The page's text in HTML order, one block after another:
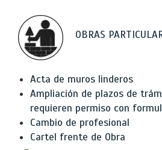
OBRAS
Acta de muros linderos
Ampliación de plazos de
requieren permiso con
Cambio de profesional
Cartel frente de Obra